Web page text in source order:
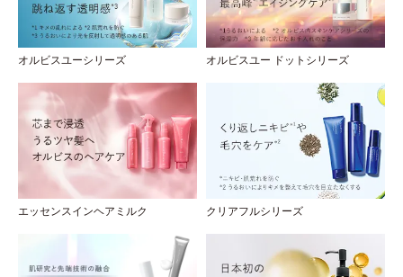
オルビスユーシリーズ オルビスユー ドットシリーズ
エッセンスインヘアミルク クリアフルシリーズ